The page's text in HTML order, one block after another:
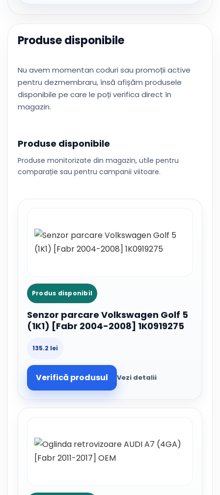
Produse disponibile
Nu avem momentan coduri sau promoții active
pentru dezmembraru, însă afișăm produsele
disponibile pe care le poți verifica direct în
magazin.
Produse disponibile
Produse monitorizate din magazin, utile pentru
comparație sau pentru campanii viitoare.
Produs disponibil
Senzor parcare Volkswagen Golf 5
(1K1) [Fabr 2004-2008] 1K0919275
135.2 lei
Verifică produsul Vezi detalii